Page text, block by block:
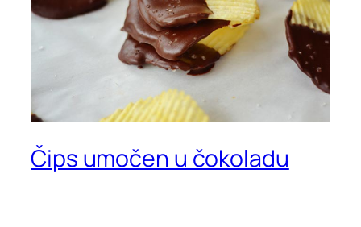
Čips umočen u čokoladu